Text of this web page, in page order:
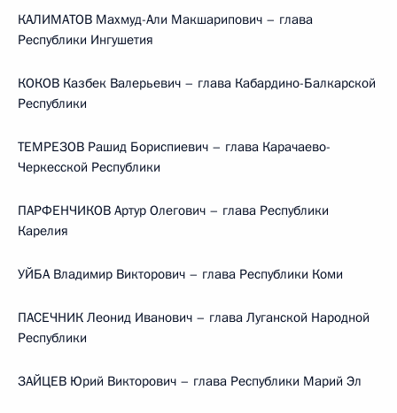
КАЛИМАТОВ Махмуд-Али Макшарипович – глава
Республики Ингушетия
КОКОВ Казбек Валерьевич – глава Кабардино-Балкарской
Республики
ТЕМРЕЗОВ Рашид Бориспиевич – глава Карачаево-
Черкесской Республики
ПАРФЕНЧИКОВ Артур Олегович – глава Республики
Карелия
УЙБА Владимир Викторович – глава Республики Коми
ПАСЕЧНИК Леонид Иванович – глава Луганской Народной
Республики
ЗАЙЦЕВ Юрий Викторович – глава Республики Марий Эл